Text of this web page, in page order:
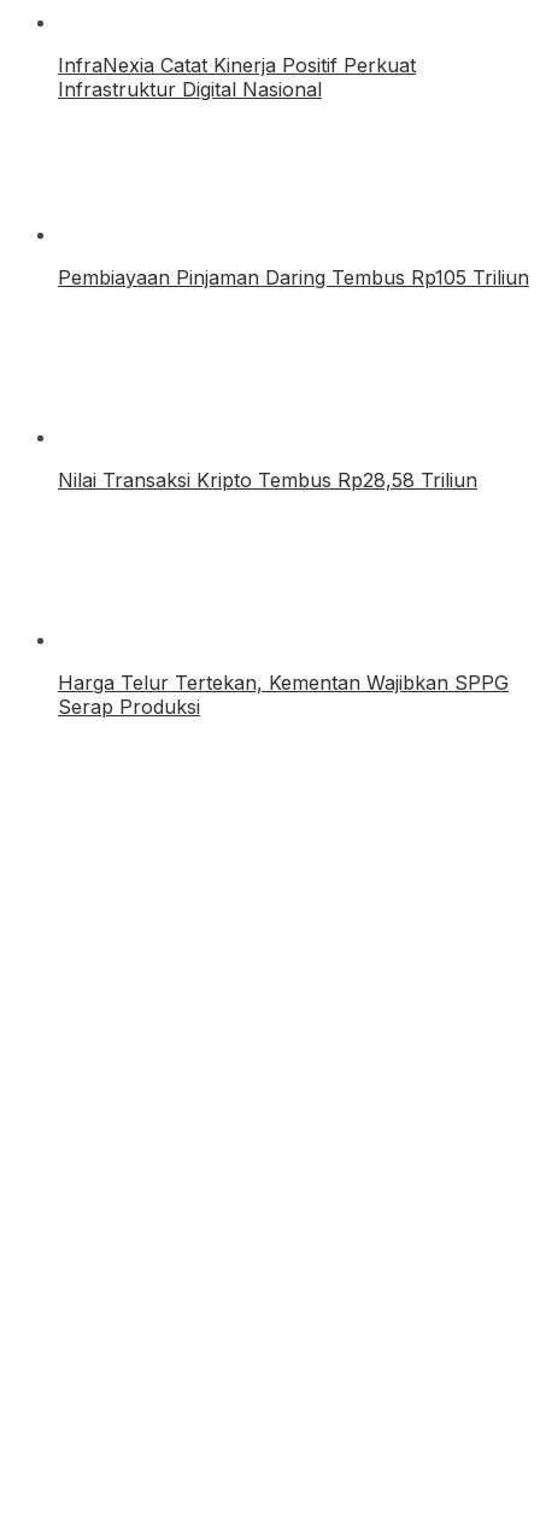
InfraNexia Catat Kinerja Positif Perkuat
Infrastruktur Digital Nasional
Pembiayaan Pinjaman Daring Tembus Rp105 Triliun
Nilai Transaksi Kripto Tembus Rp28,58 Triliun
Harga Telur Tertekan, Kementan Wajibkan SPPG
Serap Produksi